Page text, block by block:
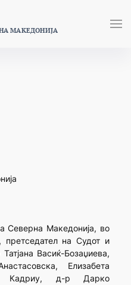
МАКЕДОНИЈА
Северна Македонија, во
на Судот и
Васиќ-Бозаџиева,
Елизабета
Кадриу, д-р Дарко